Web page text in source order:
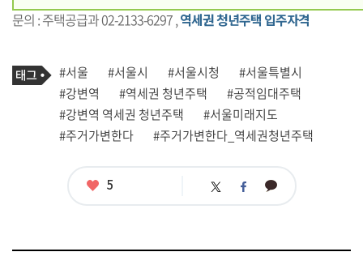
문의 : 주택공급과 02-2133-6297 ,역세권 청년주택 입주자격
기
사
관
련
태
그
태
그
#서울 #서울시 #서울시청
#서울특별시
#강변역
#역세권 청년주택
#공적임대주택
#강변역 역세권 청년주택
#서울미래지도
#주거가변한다
#주거가변한다_역세권청년주택
좋
5 트 페 카